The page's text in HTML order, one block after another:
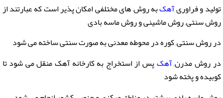
تولید و فراوریآهکبه روش های مختلفی امکان پذیر است که عبارتند از
روش سنتی, روش ماشینی و روش ماسه بادی
در روش سنتی, کوره در محوطه معدنی به صورت سنتی ساخته می شود
در روش مدرن,آهکپس از استخراج به کارخانه آهک منقل می شود تا
کوبیده و پخته شود